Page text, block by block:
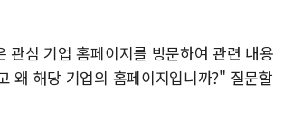
관심 기업 홈페이지를 방문하여 관련 내용
왜 해당 기업의 홈페이지입니까?" 질문할